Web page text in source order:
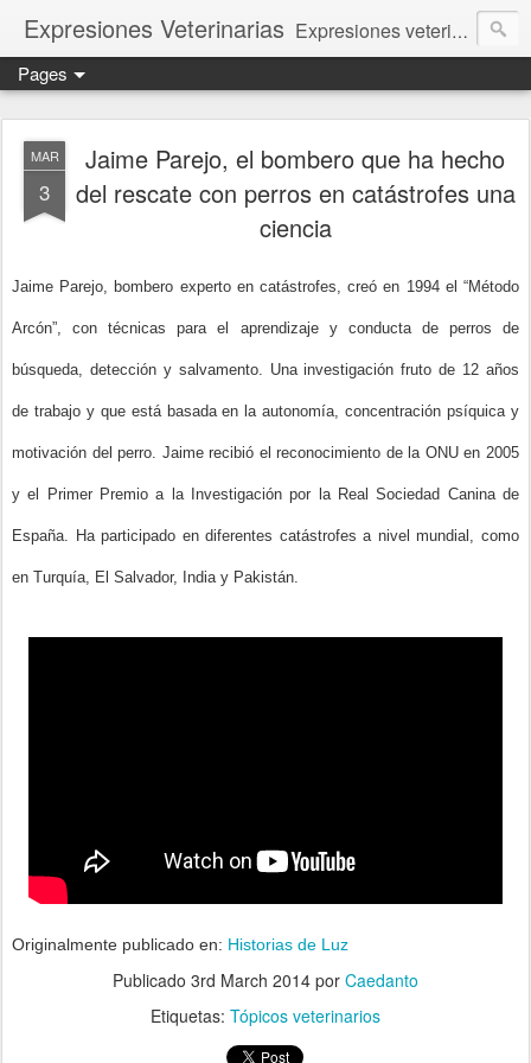
Expresiones Veterinarias Expresiones veterinarias es una publicación en linea de la biblioteca de la Facultad de Veterinaria y Zootecnia de la UNAM
Pages
MAR
3
Jaime Parejo, el bombero que ha hecho
del rescate con perros en catástrofes una
ciencia
Jaime Parejo, bombero experto en catástrofes, creó en 1994 el “Método
Arcón”, con técnicas para el aprendizaje y conducta de perros de
búsqueda, detección y salvamento. Una investigación fruto de 12 años
de trabajo y que está basada en la autonomía, concentración psíquica y
motivación del perro. Jaime recibió el reconocimiento de la ONU en 2005
y el Primer Premio a la Investigación por la Real Sociedad Canina de
España. Ha participado en diferentes catástrofes a nivel mundial, como
en Turquía, El Salvador, India y Pakistán.
Originalmente publicado en: Historias de Luz
Publicado 3rd March 2014 por Caedanto
Etiquetas: Tópicos veterinarios